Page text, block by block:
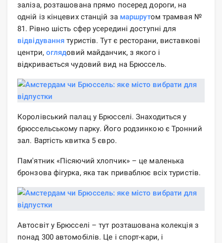
заліза, розташована прямо посеред дороги, на
одній із кінцевих станцій за маршрутом трамвая №
81. Рівно шість сфер усередині доступні для
відвідування туристів. Тут є ресторани, виставкові
центри, оглядовий майданчик, з якого і
відкривається чудовий вид на Брюссель.
Королівський палац у Брюсселі. Знаходиться у
брюссельському парку. Його родзинкою є Тронний
зал. Вартість квитка 5 євро.
Пам'ятник «Пісяючий хлопчик» – це маленька
бронзова фігурка, яка так приваблює всіх туристів.
Автосвіт у Брюсселі – тут розташована колекція з
понад 300 автомобілів. Це і спорт-кари, і